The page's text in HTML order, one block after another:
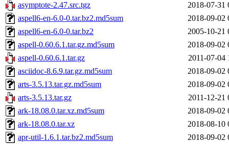
asymptote-2.47.src.tgz
2018-07-31
aspell6-en-6.0-0.tar.bz2.md5sum
2018-09-02
aspell6-en-6.0-0.tar.bz2
2005-10-21
aspell-0.60.6.1.tar.gz.md5sum
2018-09-02
aspell-0.60.6.1.tar.gz
2011-07-04
asciidoc-8.6.9.tar.gz.md5sum
2018-09-02
arts-3.5.13.tar.gz.md5sum
2018-09-02
arts-3.5.13.tar.gz
2011-12-21
ark-18.08.0.tar.xz.md5sum
2018-09-02
ark-18.08.0.tar.xz
2018-08-10
apr-util-1.6.1.tar.bz2.md5sum
2018-09-02